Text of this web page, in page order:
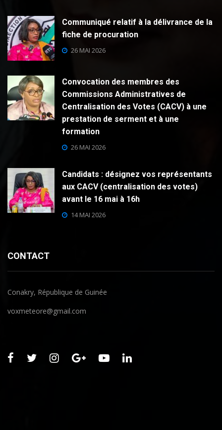
Communiqué relatif à la délivrance de la
fiche de procuration
26 MAI 2026
Convocation des membres des
Commissions Administratives de
Centralisation des Votes (CACV) à une
prestation de serment et à une
formation
26 MAI 2026
Candidats : désignez vos représentants
aux CACV (centralisation des votes)
avant le 16 mai à 16h
14 MAI 2026
CONTACT
Conakry, République de Guinée
voxmeteore@gmail.com